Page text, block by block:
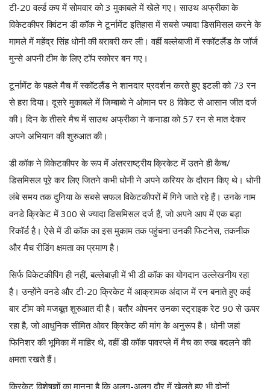
टी-20 वर्ल्ड कप में सोमवार को 3 मुकाबले में खेले गए। साउथ अफ्रीका के
विकेटकीपर क्विंटन डी कॉक ने टूर्नामेंट इतिहास में सबसे ज्यादा डिसमिसल करने के
मामले में महेंद्र सिंह धोनी की बराबरी कर ली। वहीं बल्लेबाजी में स्कॉटलैंड के जॉर्ज
मुन्से अपनी टीम के लिए टॉप स्कोरर बन गए।
टूर्नामेंट के पहले मैच में स्कॉटलैंड ने शानदार प्रदर्शन करते हुए इटली को 73 रन
से हरा दिया। दूसरे मुकाबले में जिम्बाब्वे ने ओमान पर 8 विकेट से आसान जीत दर्ज
की। दिन के तीसरे मैच में साउथ अफ्रीका ने कनाडा को 57 रन से मात देकर
अपने अभियान की शुरुआत की।
डी कॉक ने विकेटकीपर के रूप में अंतरराष्ट्रीय क्रिकेट में उतने ही कैच/
डिसमिसल पूरे कर लिए जितने कभी धोनी ने अपने करियर के दौरान किए थे। धोनी
लंबे समय तक दुनिया के सबसे सफल विकेटकीपरों में गिने जाते रहे हैं। उनके नाम
वनडे क्रिकेट में 300 से ज्यादा डिसमिसल दर्ज हैं, जो अपने आप में एक बड़ा
रिकॉर्ड है। ऐसे में डी कॉक का इस मुकाम तक पहुंचना उनकी फिटनेस, तकनीक
और मैच रीडिंग क्षमता का प्रमाण है।
सिर्फ विकेटकीपिंग ही नहीं, बल्लेबाज़ी में भी डी कॉक का योगदान उल्लेखनीय रहा
है। उन्होंने वनडे और टी-20 क्रिकेट में आक्रामक अंदाज में रन बनाते हुए कई
बार टीम को मजबूत शुरुआत दी है। बतौर ओपनर उनका स्ट्राइक रेट 90 से ऊपर
रहा है, जो आधुनिक सीमित ओवर क्रिकेट की मांग के अनुरूप है। धोनी जहां
फिनिशर की भूमिका में माहिर थे, वहीं डी कॉक पावरप्ले में मैच का रुख बदलने की
क्षमता रखते हैं।
क्रिकेट विशेषज्ञों का मानना है कि अलग-अलग दौर में खेलते हुए भी दोनों